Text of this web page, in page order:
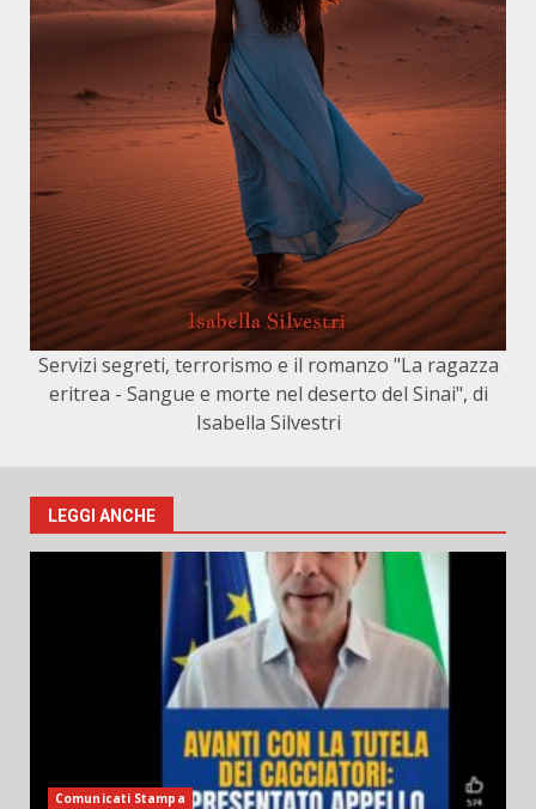
Servizi segreti, terrorismo e il romanzo "La ragazza
eritrea - Sangue e morte nel deserto del Sinai", di
Isabella Silvestri
LEGGI ANCHE
Comunicati Stampa